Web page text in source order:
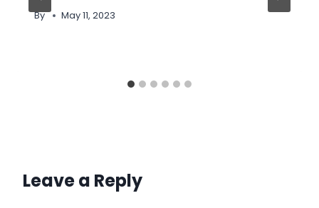
By May 11, 2023
Leave a Reply